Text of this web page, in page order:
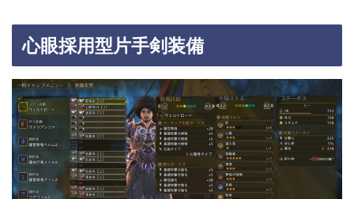
心眼採用型片手剣装備